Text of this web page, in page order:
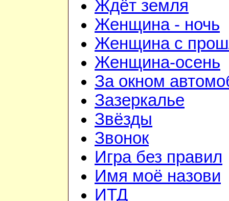
Ждёт земля
Женщина - ночь
Женщина с
Женщина-осень
За окном
Зазеркалье
Звёзды
Звонок
Игра без правил
Имя моё назови
ИТД